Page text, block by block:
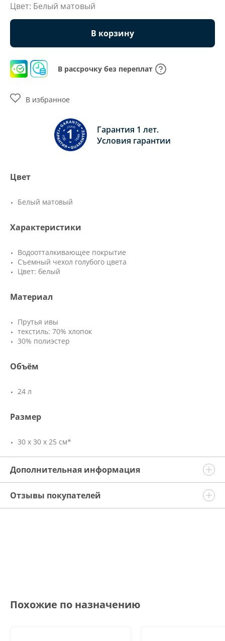
Цвет: Белый матовый
В корзину
В рассрочку без переплат
Гарантия 1 лет.
Условия гарантии
В избранное
Цвет
Белый матовый
Характеристики
Водоотталкивающее покрытие
Съемный чехол голубого цвета
Цвет: белый
Материал
Прутья ивы
текстиль: 70% хлопок
30% полиэстер
Объём
24 л
Размер
30 х 30 х 25 см*
Дополнительная информация
Отзывы покупателей
Похожие по назначению